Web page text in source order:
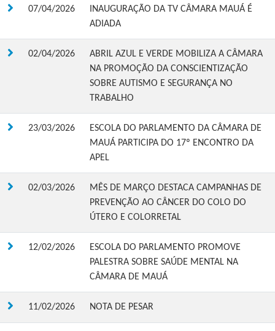
07/04/2026
INAUGURAÇÃO DA TV CÂMARA MAUÁ É
ADIADA
02/04/2026
ABRIL AZUL E VERDE MOBILIZA A CÂMARA
NA PROMOÇÃO DA CONSCIENTIZAÇÃO
SOBRE AUTISMO E SEGURANÇA NO
TRABALHO
23/03/2026
ESCOLA DO PARLAMENTO DA CÂMARA DE
MAUÁ PARTICIPA DO 17º ENCONTRO DA
APEL
02/03/2026
MÊS DE MARÇO DESTACA CAMPANHAS DE
PREVENÇÃO AO CÂNCER DO COLO DO
ÚTERO E COLORRETAL
12/02/2026
ESCOLA DO PARLAMENTO PROMOVE
PALESTRA SOBRE SAÚDE MENTAL NA
CÂMARA DE MAUÁ
11/02/2026 NOTA DE PESAR